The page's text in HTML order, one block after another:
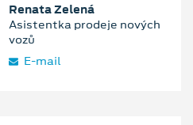
Renata Zelená
Asistentka prodeje nových
vozů
E‑mail